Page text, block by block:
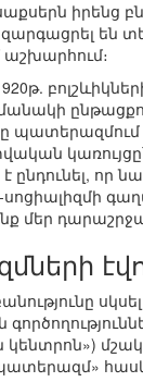
իրենց
զարգացրել
ընդունել, որ
մեր
սկսել
կենտրոն»)